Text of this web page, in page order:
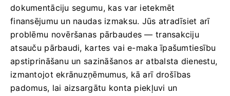
dokumentāciju segumu, kas var ietekmēt
finansējumu un naudas izmaksu. Jūs atradīsiet arī
problēmu novēršanas pārbaudes — transakciju
atsauču pārbaudi, kartes vai e-maka īpašumtiesību
apstiprināšanu un sazināšanos ar atbalsta dienestu,
izmantojot ekrānuzņēmumus, kā arī drošības
padomus, lai aizsargātu konta piekļuvi un